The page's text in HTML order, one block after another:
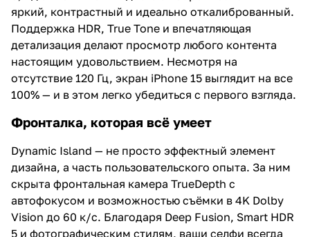
яркий, контрастный и идеально откалиброванный.
Поддержка HDR, True Tone и впечатляющая
детализация делают просмотр любого контента
настоящим удовольствием. Несмотря на
отсутствие 120 Гц, экран iPhone 15 выглядит на все
100% — и в этом легко убедиться с первого взгляда.
Фронталка, которая всё умеет
Dynamic Island — не просто эффектный элемент
дизайна, а часть пользовательского опыта. За ним
скрыта фронтальная камера TrueDepth с
автофокусом и возможностью съёмки в 4K Dolby
Vision до 60 к/с. Благодаря Deep Fusion, Smart HDR
5 и фотографическим стилям, ваши селфи всегда